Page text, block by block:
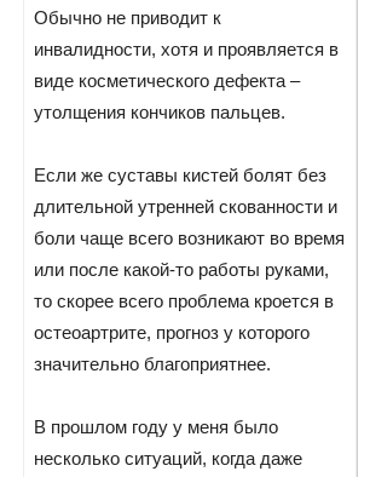
Обычно не приводит к
инвалидности, хотя и проявляется в
виде косметического дефекта –
утолщения кончиков пальцев.
Если же суставы кистей болят без
длительной утренней скованности и
боли чаще всего возникают во время
или после какой-то работы руками,
то скорее всего проблема кроется в
остеоартрите, прогноз у которого
значительно благоприятнее.
В прошлом году у меня было
несколько ситуаций, когда даже